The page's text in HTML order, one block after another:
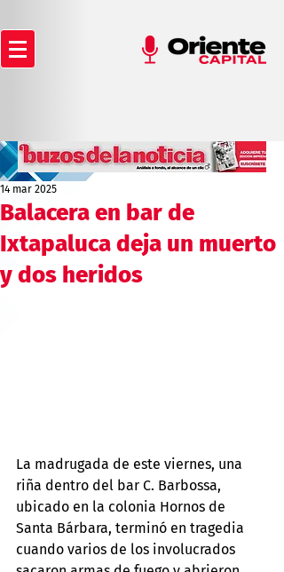
Balacera en bar de
Ixtapaluca deja un muerto
y dos heridos
14 mar 2025
La madrugada de este viernes, una
riña dentro del bar C. Barbossa,
ubicado en la colonia Hornos de
Santa Bárbara, terminó en tragedia
cuando varios de los involucrados